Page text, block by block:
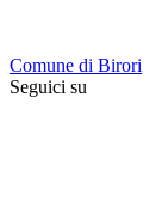
Comune di Birori
Seguici su